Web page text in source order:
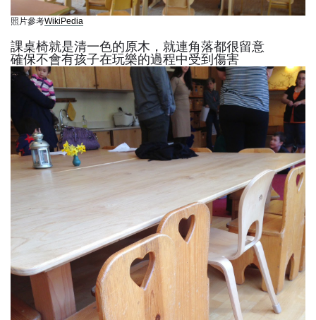
照片參考WikiPedia
課桌椅就是清一色的原木，就連角落都很留意
確保不會有孩子在玩樂的過程中受到傷害